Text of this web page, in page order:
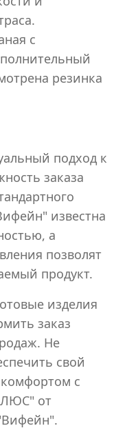
с
резинка
подход к
заказа
известна
а
позволят
продукт.
изделия
заказ
Не
свой
с
от